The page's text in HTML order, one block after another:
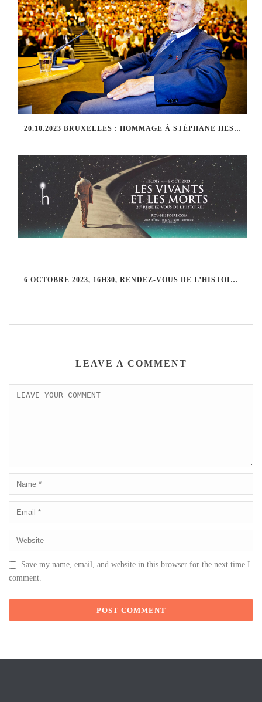
20.10.2023 BRUXELLES : HOMMAGE À STÉPHANE HESSEL
6 OCTOBRE 2023, 16H30, RENDEZ-VOUS DE L’HISTOIRE DE BLOIS : « OÙ SONT NOS NOUVEAUX HÉROS ? »
LEAVE A COMMENT
Save my name, email, and website in this browser for the next time I
comment.